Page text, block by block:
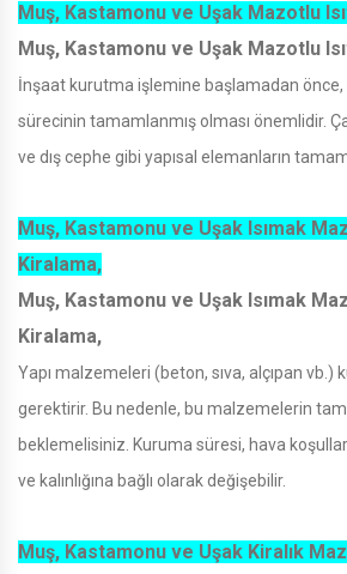
Muş, Kastamonu ve Uşak Mazotlu
Muş, Kastamonu ve Uşak Mazotlu
İnşaat kurutma işlemine başlamadan önce,
sürecinin tamamlanmış olması önemlidir.
ve dış cephe gibi yapısal elemanların
Muş, Kastamonu ve Uşak Isımak
Kiralama,
Muş, Kastamonu ve Uşak Isımak
Kiralama,
Yapı malzemeleri (beton, sıva, alçıpan vb.)
gerektirir. Bu nedenle, bu malzemelerin
beklemelisiniz. Kuruma süresi, hava
ve kalınlığına bağlı olarak değişebilir.
Muş, Kastamonu ve Uşak Kiralık